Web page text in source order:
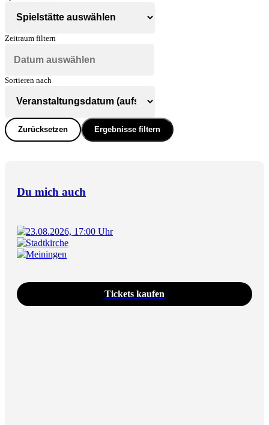
Zeitraum filtern
Sortieren nach
Zurücksetzen Ergebnisse filtern
Du mich auch
23.08.2026, 17:00 Uhr
Stadtkirche
Meiningen
Tickets kaufen